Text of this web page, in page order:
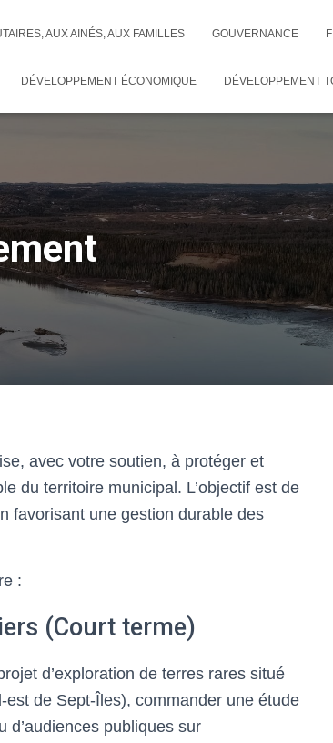
AUX AINÉS, AUX FAMILLES GOUVERNANCE
DÉVELOPPEMENT ÉCONOMIQUE DÉVELOPPEMENT
avec votre soutien, à protéger et
du territoire municipal. L’objectif est de
favorisant une gestion durable des
:
(Court terme)
d’exploration de terres rares situé
de Sept-Îles), commander une étude
d’audiences publiques sur